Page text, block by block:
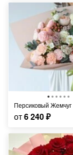
Персиковый Жемчуг
от6 240₽